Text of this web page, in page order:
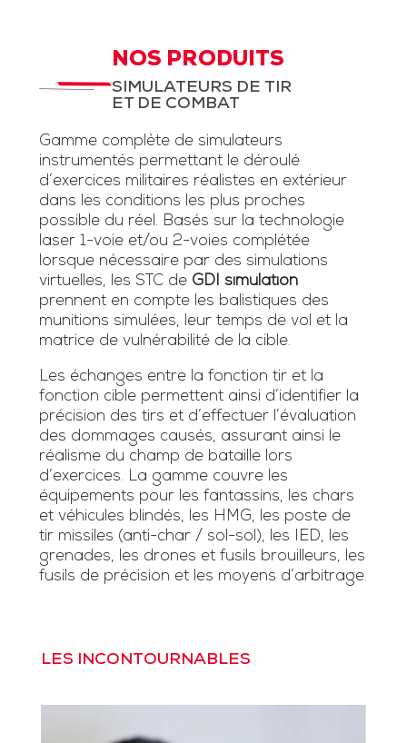
NOS PRODUITS
SIMULATEURS DE TIR
ET DE COMBAT
Gamme complète de simulateurs
instrumentés permettant le déroulé
d’exercices militaires réalistes en extérieur
dans les conditions les plus proches
possible du réel. Basés sur la technologie
laser 1-voie et/ou 2-voies complétée
lorsque nécessaire par des simulations
virtuelles, les STC de GDI simulation
prennent en compte les balistiques des
munitions simulées, leur temps de vol et la
matrice de vulnérabilité de la cible.
Les échanges entre la fonction tir et la
fonction cible permettent ainsi d’identifier la
précision des tirs et d’effectuer l’évaluation
des dommages causés, assurant ainsi le
réalisme du champ de bataille lors
d’exercices. La gamme couvre les
équipements pour les fantassins, les chars
et véhicules blindés, les HMG, les poste de
tir missiles (anti-char / sol-sol), les IED, les
grenades, les drones et fusils brouilleurs, les
fusils de précision et les moyens d’arbitrage.
LES INCONTOURNABLES